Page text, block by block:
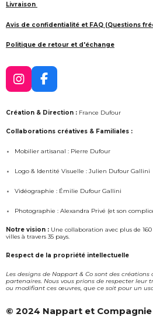
Livraison
Avis de confidentialité et FAQ (Questions
Politique de retour et d'échange
I
n
s
a
r
m
F
a
c
b
o
Création & Direction : France Dufour
Collaborations créatives & Familiales :
Mobilier artisanal : Pierre Dufour
Logo & Identité Visuelle : Julien Dufour Gallini
Vidéographie : Émilie Dufour Gallini
Photographie : Alexandra Privé (et son
Notre vision : Une collaboration avec plus de
villes à travers 35 pays.
Respect de la propriété intellectuelle
Les designs de Nappart & Co sont des créations
partenaires. Nous vous prions de respecter leur
ou modifiant ces œuvres, que ce soit pour un
© 2024 Nappart et Compagnie